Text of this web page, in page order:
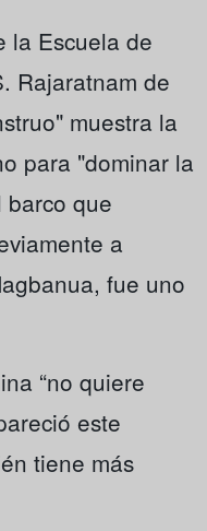
la Escuela de
Rajaratnam de
muestra la
para "dominar la
que
a
fue uno
“no quiere
este
tiene más